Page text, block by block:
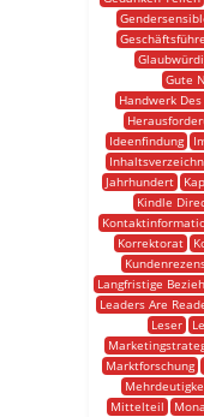
Gute
Handwerk
Ideenfindung
Jahrhundert
Kindle
Korrektorat
Langfristige
Leaders Are
Leser
Marktforschung
Mittelteil